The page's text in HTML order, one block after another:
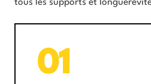
tous les supports et
01